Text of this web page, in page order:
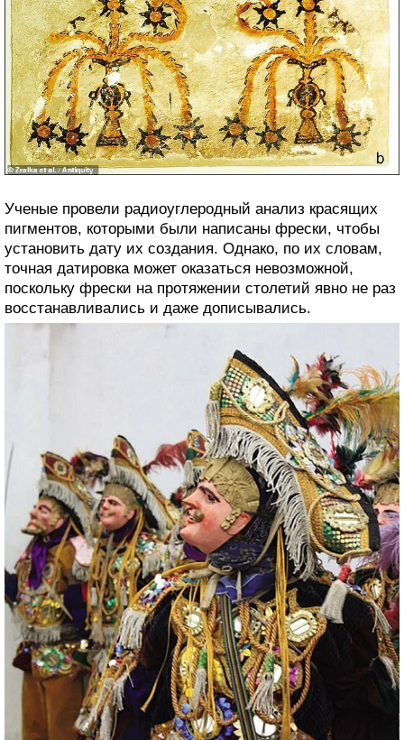
Ученые провели радиоуглеродный анализ красящих
пигментов, которыми были написаны фрески, чтобы
установить дату их создания. Однако, по их словам,
точная датировка может оказаться невозможной,
поскольку фрески на протяжении столетий явно не раз
восстанавливались и даже дописывались.